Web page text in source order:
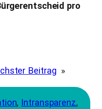
pro
Beitrag »
, Intransparenz